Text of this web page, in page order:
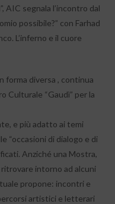
AIC segnala l’incontro dal
possibile?” con Farhad
L’inferno e il cuore
forma diversa , continua
Culturale “Gaudì” per la
e più adatto ai temi
“occasioni di dialogo e di
Anziché una Mostra,
intorno ad alcuni
propone: incontri e
artistici e letterari